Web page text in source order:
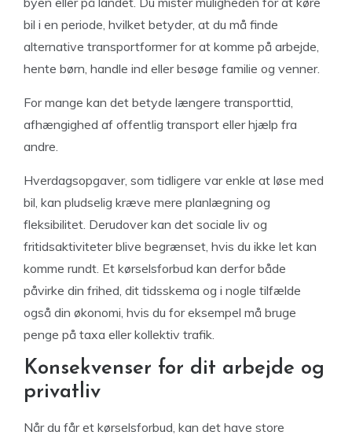
bil i en periode, hvilket betyder, at du må finde
alternative transportformer for at komme på arbejde,
hente børn, handle ind eller besøge familie og venner.
For mange kan det betyde længere transporttid,
afhængighed af offentlig transport eller hjælp fra
andre.
Hverdagsopgaver, som tidligere var enkle at løse med
bil, kan pludselig kræve mere planlægning og
fleksibilitet. Derudover kan det sociale liv og
fritidsaktiviteter blive begrænset, hvis du ikke let kan
komme rundt. Et kørselsforbud kan derfor både
påvirke din frihed, dit tidsskema og i nogle tilfælde
også din økonomi, hvis du for eksempel må bruge
penge på taxa eller kollektiv trafik.
Konsekvenser for dit arbejde og
privatliv
Når du får et kørselsforbud, kan det have store